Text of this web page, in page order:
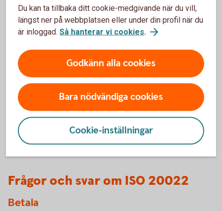
bankgiro- och plusgirobetalning
Fler viktiga
förändringar finns
sidan!
Frågor och svar om ISO 20022
Betala
Du kan ta tillbaka ditt cookie-medgivande när du vill,
längst ner på webbplatsen eller under din profil när du
är inloggad. Så hanterar vi cookies.
Godkänn alla cookies
Bara nödvändiga cookies
Cookie-inställningar